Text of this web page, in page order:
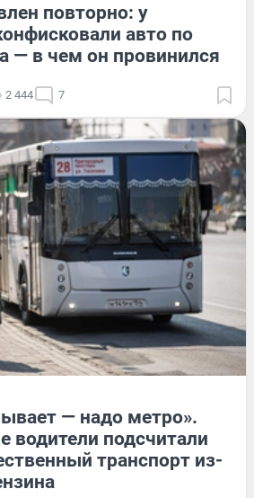
повторно: у
авто по
— в чем он провинился
2 444 7
— надо метро».
водители подсчитали
транспорт из-